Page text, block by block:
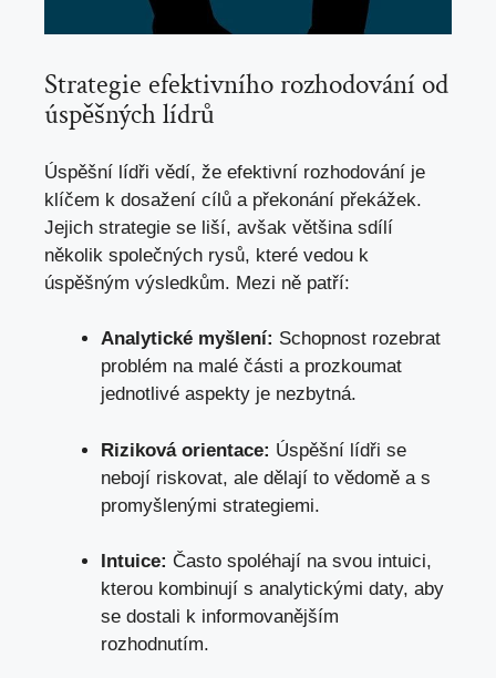
Strategie efektivního rozhodování od
úspěšných lídrů
Úspěšní lídři vědí, že efektivní rozhodování je
klíčem k dosažení cílů a překonání překážek.
Jejich strategie se liší, avšak většina sdílí
několik společných rysů, které vedou k
úspěšným výsledkům. Mezi ně patří:
Analytické myšlení: Schopnost rozebrat
problém na malé části a prozkoumat
jednotlivé aspekty je nezbytná.
Riziková orientace: Úspěšní lídři se
nebojí riskovat, ale dělají to vědomě a s
promyšlenými strategiemi.
Intuice: Často spoléhají na svou intuici,
kterou kombinují s analytickými daty, aby
se dostali k informovanějším
rozhodnutím.